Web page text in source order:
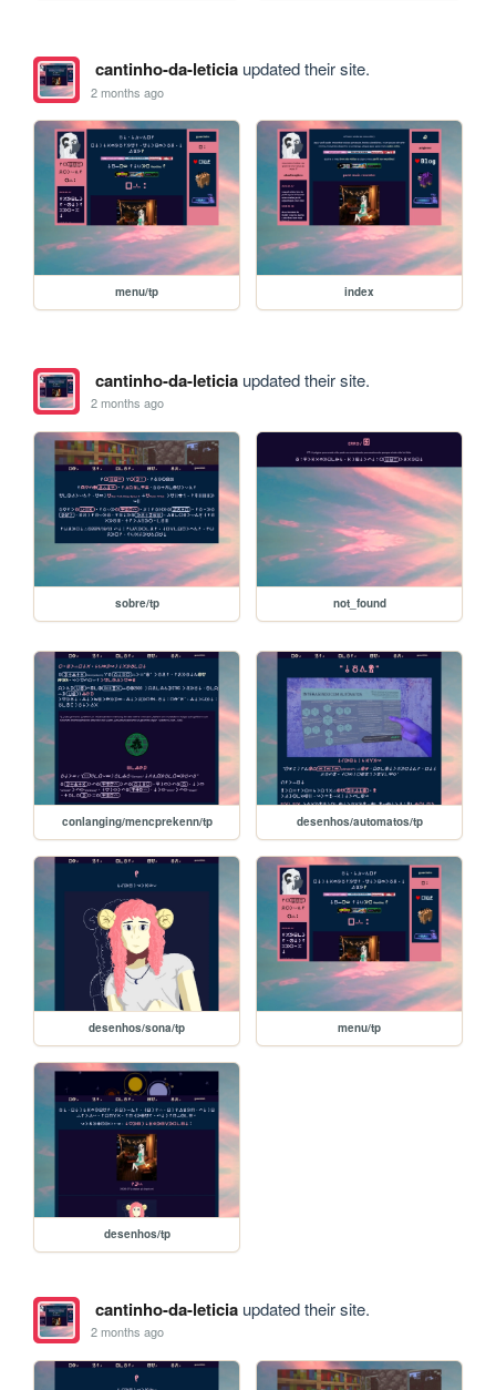
cantinho-da-leticiaupdated their site.
2 months ago
menu/tp index
cantinho-da-leticiaupdated their site.
2 months ago
sobre/tp not_found
conlanging/mencprekenn/tp desenhos/automatos/tp
desenhos/sona/tp menu/tp
desenhos/tp
cantinho-da-leticiaupdated their site.
2 months ago